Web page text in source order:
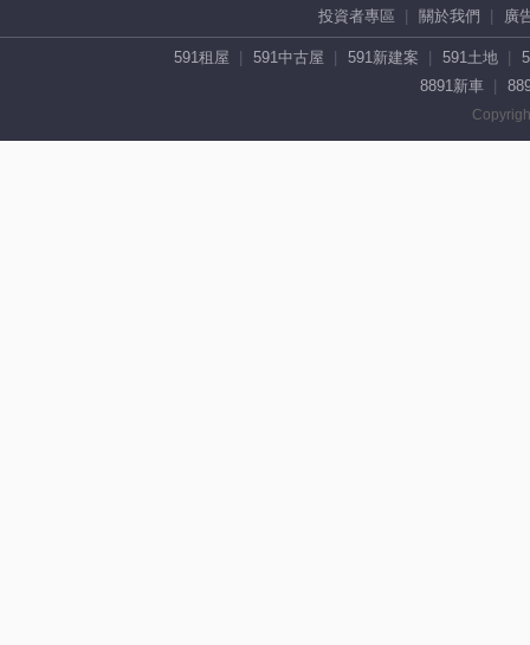
投資者專區 關於我們 廣
591租屋 591中古屋 591新建案 591土地
8891新車